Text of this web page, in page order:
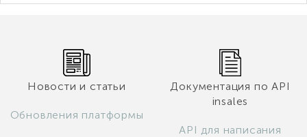
Новости и статьи
Обновления платформы
Документация по API
insales
API для написания